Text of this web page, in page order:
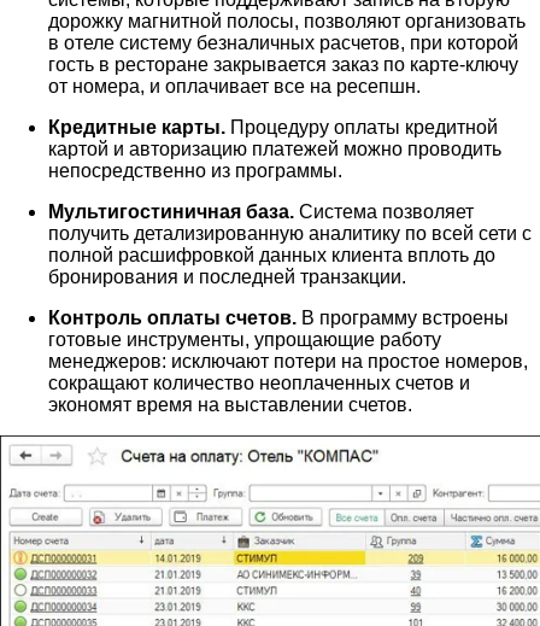
дорожку магнитной полосы, позволяют организовать
в отеле систему безналичных расчетов, при которой
гость в ресторане закрывается заказ по карте-ключу
от номера, и оплачивает все на ресепшн.
Кредитные карты. Процедуру оплаты кредитной
картой и авторизацию платежей можно проводить
непосредственно из программы.
Мультигостиничная база. Система позволяет
получить детализированную аналитику по всей сети с
полной расшифровкой данных клиента вплоть до
бронирования и последней транзакции.
Контроль оплаты счетов. В программу встроены
готовые инструменты, упрощающие работу
менеджеров: исключают потери на простое номеров,
сокращают количество неоплаченных счетов и
экономят время на выставлении счетов.